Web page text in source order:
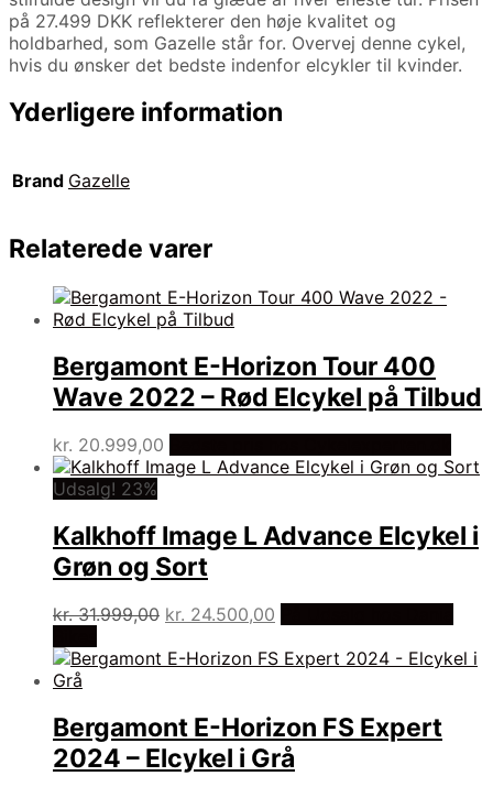
på 27.499 DKK reflekterer den høje kvalitet og
holdbarhed, som Gazelle står for. Overvej denne cykel,
hvis du ønsker det bedste indenfor elcykler til kvinder.
Yderligere information
Brand Gazelle
Relaterede varer
Bergamont E-Horizon Tour 400
Wave 2022 – Rød Elcykel på Tilbud
kr. 20.999,00
Udsalg! 23%
Kalkhoff Image L Advance Elcykel i
Grøn og Sort
kr.31.999,00 Den
pris
kr. 24.500,00
pris
Bergamont E-Horizon FS Expert
2024 – Elcykel i Grå